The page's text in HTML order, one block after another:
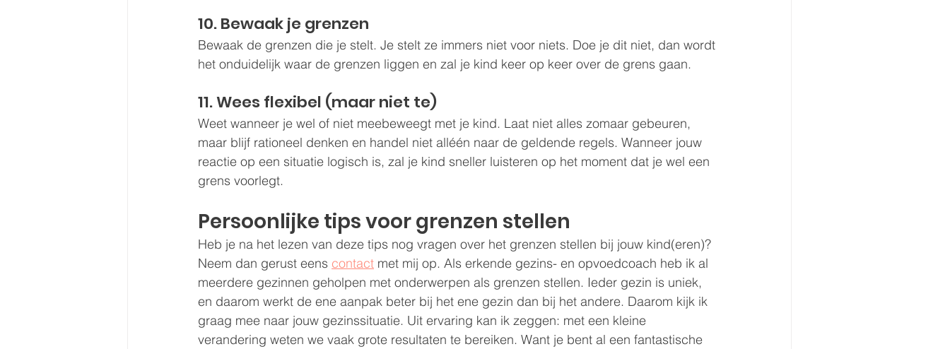
10. Bewaak je grenzen
Bewaak de grenzen die je stelt. Je stelt ze immers niet voor niets. Doe je dit niet, dan wordt
het onduidelijk waar de grenzen liggen en zal je kind keer op keer over de grens gaan.
11. Wees flexibel (maar niet te)
Weet wanneer je wel of niet meebeweegt met je kind. Laat niet alles zomaar gebeuren,
maar blijf rationeel denken en handel niet alléén naar de geldende regels. Wanneer jouw
reactie op een situatie logisch is, zal je kind sneller luisteren op het moment dat je wel een
grens voorlegt.
Persoonlijke tips voor grenzen stellen
Heb je na het lezen van deze tips nog vragen over het grenzen stellen bij jouw kind(eren)?
Neem dan gerust eens contact met mij op. Als erkende gezins- en opvoedcoach heb ik al
meerdere gezinnen geholpen met onderwerpen als grenzen stellen. Ieder gezin is uniek,
en daarom werkt de ene aanpak beter bij het ene gezin dan bij het andere. Daarom kijk ik
graag mee naar jouw gezinssituatie. Uit ervaring kan ik zeggen: met een kleine
verandering weten we vaak grote resultaten te bereiken. Want je bent al een fantastische